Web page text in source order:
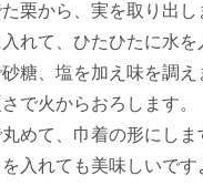
栗から、実を取り出し
れて、ひたひたに水を
糖、塩を加え味を調え
で火からおろします。
めて、巾着の形にしま
入れても美味しいです